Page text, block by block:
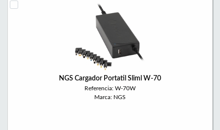
NGS Cargador Portatil Sliml W-70
Referencia: W-70W
Marca: NGS